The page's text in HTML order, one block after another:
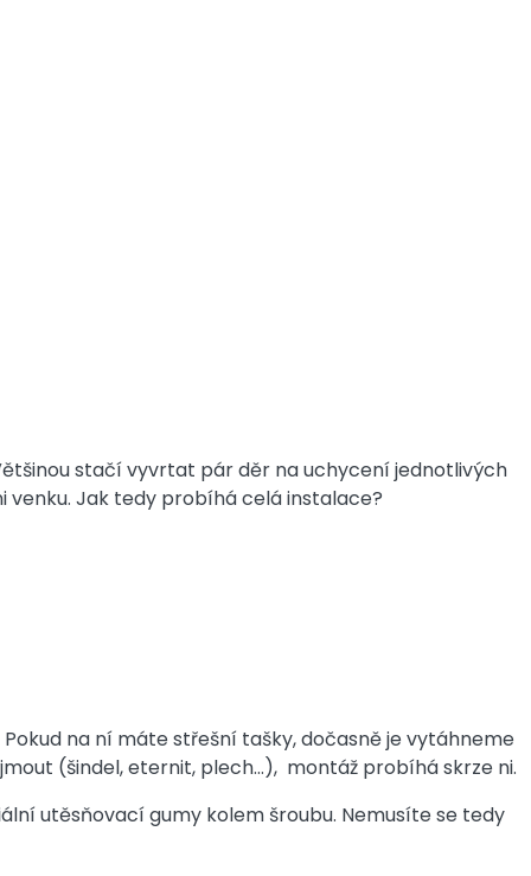
stačí vyvrtat pár děr na uchycení jednotlivých
Jak tedy probíhá celá instalace?
na ní máte střešní tašky, dočasně je vytáhneme
(šindel, eternit, plech…), montáž probíhá skrze ni.
utěsňovací gumy kolem šroubu. Nemusíte se tedy